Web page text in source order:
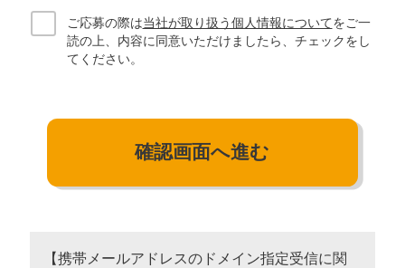
ご応募の際は当社が取り扱う個人情報についてをご一
読の上、 内容に同意いただけましたら、チェックをし
てください。
【携帯メールアドレスのドメイン指定受信に関